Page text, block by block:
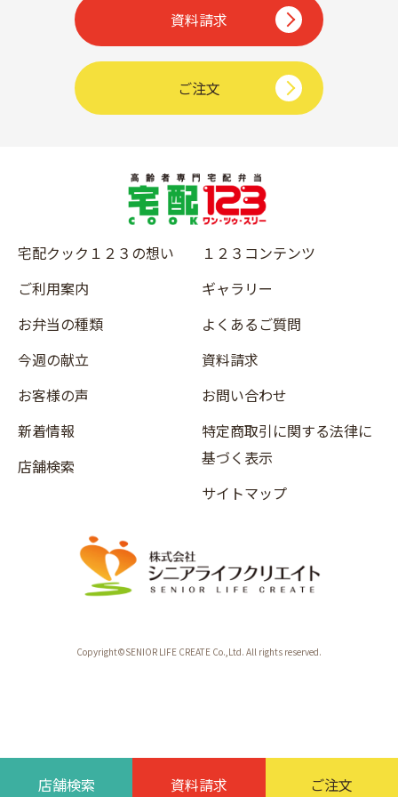
店舗検索 資料請求 ご注文
資料請求
ご注文
宅配クック１２３の想い
ご利用案内
お弁当の種類
今週の献立
お客様の声
新着情報
店舗検索
１２３コンテンツ
ギャラリー
よくあるご質問
資料請求
お問い合わせ
特定商取引に関する法律に
基づく表示
サイトマップ
Copyright©SENIOR LIFE CREATE Co.,Ltd. All rights reserved.